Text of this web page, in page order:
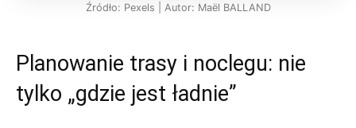
Źródło: Pexels | Autor: Maël BALLAND
Planowanie trasy i noclegu: nie
tylko „gdzie jest ładnie”